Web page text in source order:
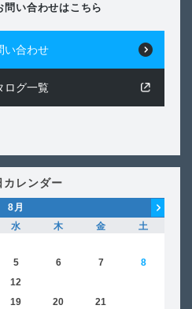
問い合わせはこちら
い合わせ
ログ一覧
カレンダー
8月
水 木 金
土
5 6 7
8
12
19 20 21